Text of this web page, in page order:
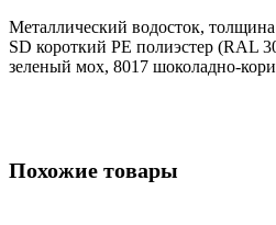
Металлический водосток,
SD короткий PE полиэстер (RAL
зеленый мох, 8017 шоколадно-
Похожие товары